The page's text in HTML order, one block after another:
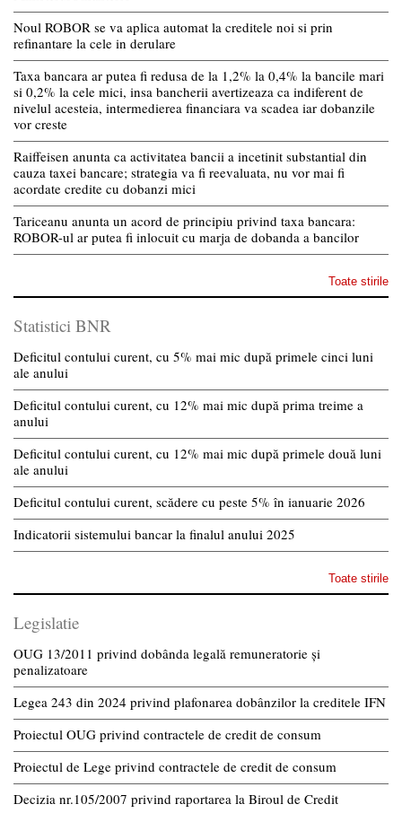
Noul ROBOR se va aplica automat la creditele noi si prin
refinantare la cele in derulare
Taxa bancara ar putea fi redusa de la 1,2% la 0,4% la bancile mari
si 0,2% la cele mici, insa bancherii avertizeaza ca indiferent de
nivelul acesteia, intermedierea financiara va scadea iar dobanzile
vor creste
Raiffeisen anunta ca activitatea bancii a incetinit substantial din
cauza taxei bancare; strategia va fi reevaluata, nu vor mai fi
acordate credite cu dobanzi mici
Tariceanu anunta un acord de principiu privind taxa bancara:
ROBOR-ul ar putea fi inlocuit cu marja de dobanda a bancilor
Toate stirile
Statistici BNR
Deficitul contului curent, cu 5% mai mic după primele cinci luni
ale anului
Deficitul contului curent, cu 12% mai mic după prima treime a
anului
Deficitul contului curent, cu 12% mai mic după primele două luni
ale anului
Deficitul contului curent, scădere cu peste 5% în ianuarie 2026
Indicatorii sistemului bancar la finalul anului 2025
Toate stirile
Legislatie
OUG 13/2011 privind dobânda legală remuneratorie și
penalizatoare
Legea 243 din 2024 privind plafonarea dobânzilor la creditele IFN
Proiectul OUG privind contractele de credit de consum
Proiectul de Lege privind contractele de credit de consum
Decizia nr.105/2007 privind raportarea la Biroul de Credit